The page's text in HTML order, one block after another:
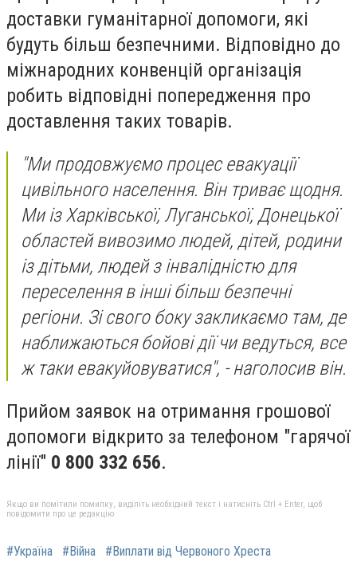
доставки гуманітарної допомоги, які
будуть більш безпечними. Відповідно до
міжнародних конвенцій організація
робить відповідні попередження про
доставлення таких товарів.
"Ми продовжуємо процес евакуації
цивільного населення. Він триває щодня.
Ми із Харківської, Луганської, Донецької
областей вивозимо людей, дітей, родини
із дітьми, людей з інвалідністю для
переселення в інші більш безпечні
регіони. Зі свого боку закликаємо там, де
наближаються бойові дії чи ведуться, все
ж таки евакуйовуватися", - наголосив він.
Прийом заявок на отримання грошової
допомоги відкрито за телефоном "гарячої
лінії" 0 800 332 656.
Якщо ви помітили помилку, виділіть необхідний текст і натисніть Ctrl + Enter, щоб
повідомити про це редакцію
#Україна #Війна #Виплати від Червоного Хреста